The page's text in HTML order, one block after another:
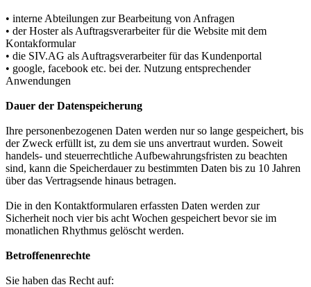
• interne Abteilungen zur Bearbeitung von Anfragen
• der Hoster als Auftragsverarbeiter für die Website mit dem
Kontakformular
• die SIV.AG als Auftragsverarbeiter für das Kundenportal
• google, facebook etc. bei der. Nutzung entsprechender
Anwendungen
Dauer der Datenspeicherung
Ihre personenbezogenen Daten werden nur so lange gespeichert, bis
der Zweck erfüllt ist, zu dem sie uns anvertraut wurden. Soweit
handels- und steuerrechtliche Aufbewahrungsfristen zu beachten
sind, kann die Speicherdauer zu bestimmten Daten bis zu 10 Jahren
über das Vertragsende hinaus betragen.
Die in den Kontaktformularen erfassten Daten werden zur
Sicherheit noch vier bis acht Wochen gespeichert bevor sie im
monatlichen Rhythmus gelöscht werden.
Betroffenenrechte
Sie haben das Recht auf: